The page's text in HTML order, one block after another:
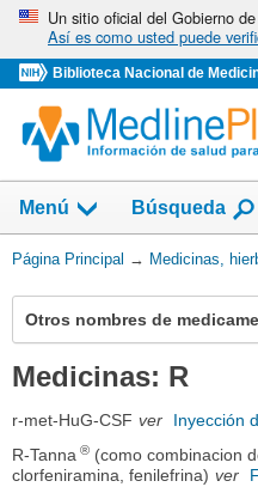
Omita
vaya
al
Contenido
Un sitio oficial del Gobierno
Así es como usted puede
Biblioteca Nacional de
Menú
Mostrar
campo
de
Búsqueda
Usted
Página Principal → Medicinas,
Otros nombres de
Medicinas: R
r-met-HuG-CSF ver
Inyección
R-Tanna ® (como combinacion
clorfeniramina, fenilefrina) ver